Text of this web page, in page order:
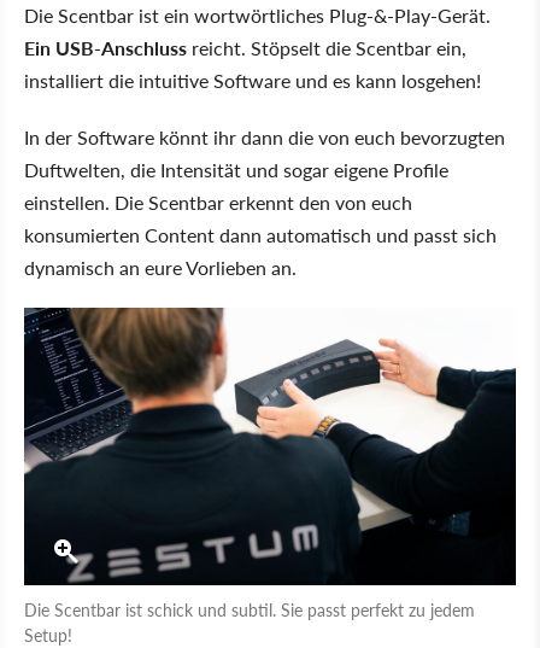
Die Scentbar ist ein wortwörtliches Plug-&-Play-Gerät.
Ein USB-Anschluss reicht. Stöpselt die Scentbar ein,
installiert die intuitive Software und es kann losgehen!
In der Software könnt ihr dann die von euch bevorzugten
Duftwelten, die Intensität und sogar eigene Profile
einstellen. Die Scentbar erkennt den von euch
konsumierten Content dann automatisch und passt sich
dynamisch an eure Vorlieben an.
Die Scentbar ist schick und subtil. Sie passt perfekt zu jedem
Setup!